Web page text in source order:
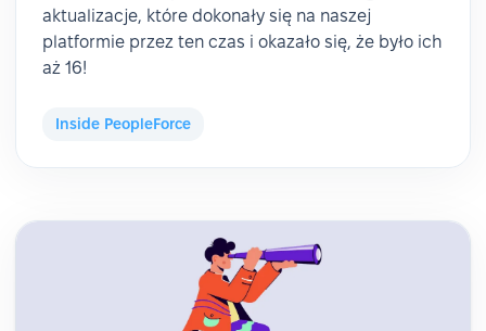
aktualizacje, które dokonały się na naszej
platformie przez ten czas i okazało się, że było ich
aż 16!
Inside PeopleForce